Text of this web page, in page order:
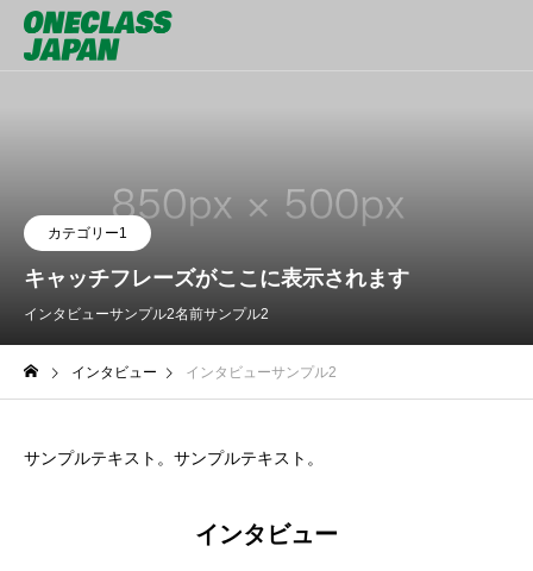
カテゴリー1
キャッチフレーズがここに表示されます
インタビューサンプル2名前サンプル2
インタビュー インタビューサンプル2
サンプルテキスト。サンプルテキスト。
インタビュー